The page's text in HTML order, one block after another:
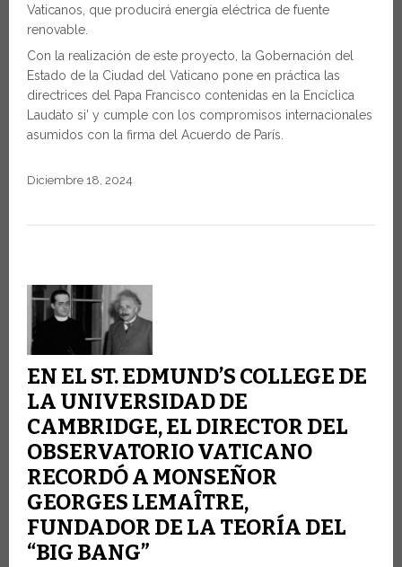
Vaticanos, que producirá energía eléctrica de fuente
renovable.
Con la realización de este proyecto, la Gobernación del
Estado de la Ciudad del Vaticano pone en práctica las
directrices del Papa Francisco contenidas en la Encíclica
Laudato si’ y cumple con los compromisos internacionales
asumidos con la firma del Acuerdo de París.
Diciembre 18, 2024
EN EL ST. EDMUND’S COLLEGE DE
LA UNIVERSIDAD DE
CAMBRIDGE, EL DIRECTOR DEL
OBSERVATORIO VATICANO
RECORDÓ A MONSEÑOR
GEORGES LEMAÎTRE,
FUNDADOR DE LA TEORÍA DEL
“BIG BANG”